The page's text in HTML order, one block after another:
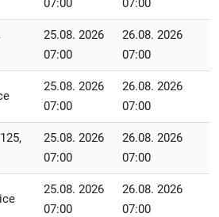
25.08. 2026
07:00
26.08. 2026
07:00
25.08. 2026
07:00
26.08. 2026
07:00
25.08. 2026
07:00
26.08. 2026
07:00
25.08. 2026
07:00
26.08. 2026
07:00